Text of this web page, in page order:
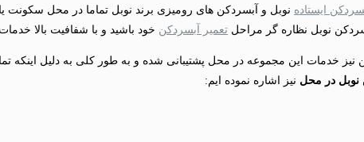
ایستاده نوبل و آبسردکن های رومیزی برند نوبل تماما در محل سکونت
نوبل نظاره گر مراحل تعمیر آبسردکن خود باشید و با شفافیت بالا
خدمات این مجموعه در محل پشتیبانی شده و به طور کلی به دلیل اینکه
نوبل در محل نیز اشاره نموده ایم: